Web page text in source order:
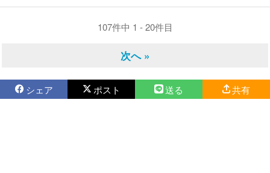
107件中 1 - 20件目
次へ »
シェア ポスト 送る 共有